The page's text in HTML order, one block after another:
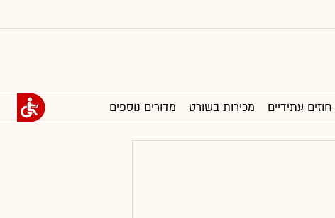
חוזים עתידיים מכירות בשורט מדורים נוספים